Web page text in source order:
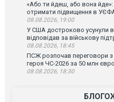
«Або ти йдеш, або вона йде»:
отримати підвищення в
08.08.2026, 19:00
У США достроково усунули
відповідав за військову
08.08.2026, 18:45
ПСЖ розпочав переговори
героя ЧС-2026 за 50 млн
08.08.2026, 18:30